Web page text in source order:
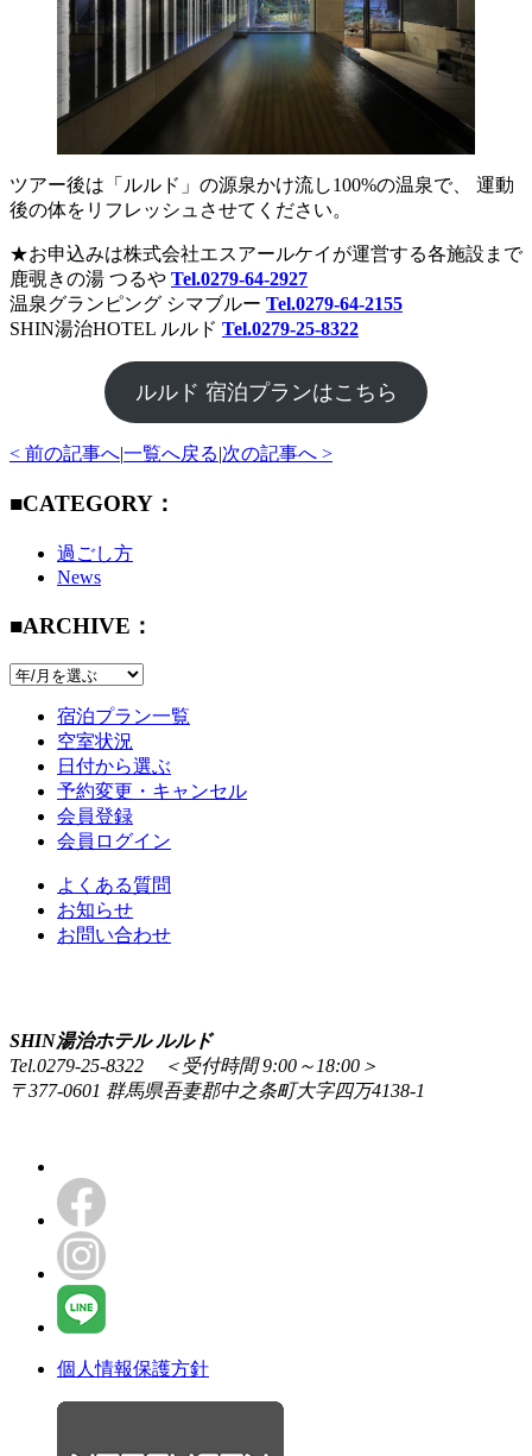
ツアー後は「ルルド」の源泉かけ流し100%の温泉で、 運動
後の体をリフレッシュさせてください。
★お申込みは株式会社エスアールケイが運営する各施設まで
鹿覗きの湯 つるや Tel.0279-64-2927
温泉グランピング シマブルー Tel.0279-64-2155
SHIN湯治HOTEL ルルド Tel.0279-25-8322
ルルド 宿泊プランはこちら
< 前の記事へ|一覧へ戻る|次の記事へ >
■CATEGORY：
過ごし方
News
■ARCHIVE：
宿泊プラン一覧
空室状況
日付から選ぶ
予約変更・キャンセル
会員登録
会員ログイン
よくある質問
お知らせ
お問い合わせ
SHIN湯治ホテル ルルド
Tel.0279-25-8322 ＜受付時間 9:00～18:00＞
〒377-0601 群馬県吾妻郡中之条町大字四万4138-1
個人情報保護方針